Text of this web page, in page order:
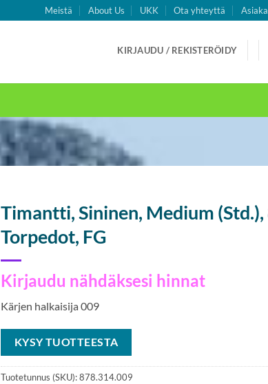
Meistä About Us UKK Ota yhteyttä
KIRJAUDU / REKISTERÖIDY
Timantti, Sininen, Medium
Torpedot, FG
Kirjaudu nähdäksesi hinnat
Kärjen halkaisija 009
KYSY TUOTTEESTA
Tuotetunnus (SKU):878.314.009